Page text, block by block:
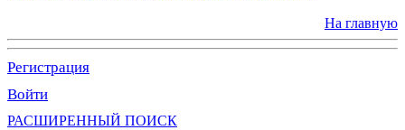
На главную
Регистрация
Войти
РАСШИРЕННЫЙ ПОИСК